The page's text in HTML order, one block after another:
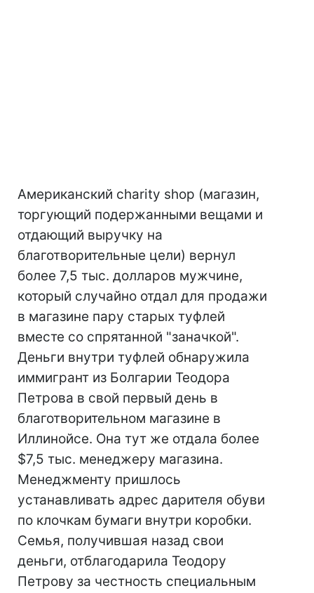
Американский charity shop (магазин,
торгующий подержанными вещами и
отдающий выручку на
благотворительные цели) вернул
более 7,5 тыс. долларов мужчине,
который случайно отдал для продажи
в магазине пару старых туфлей
вместе со спрятанной "заначкой".
Деньги внутри туфлей обнаружила
иммигрант из Болгарии Теодора
Петрова в свой первый день в
благотворительном магазине в
Иллинойсе. Она тут же отдала более
$7,5 тыс. менеджеру магазина.
Менеджменту пришлось
устанавливать адрес дарителя обуви
по клочкам бумаги внутри коробки.
Семья, получившая назад свои
деньги, отблагодарила Теодору
Петрову за честность специальным